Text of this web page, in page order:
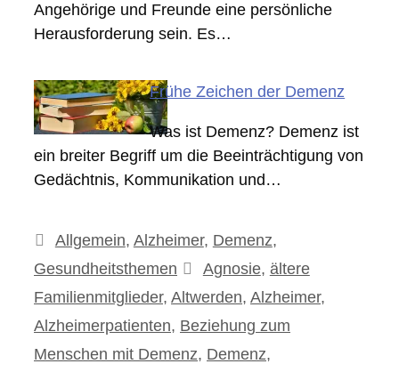
Angehörige und Freunde eine persönliche
Herausforderung sein. Es…
Frühe Zeichen der Demenz
Was ist Demenz? Demenz ist
ein breiter Begriff um die Beeinträchtigung von
Gedächtnis, Kommunikation und…
Kategorien
Allgemein, Alzheimer, Demenz,
Gesundheitsthemen
Schlagwörter
Agnosie, ältere
Familienmitglieder, Altwerden, Alzheimer,
Alzheimerpatienten, Beziehung zum
Menschen mit Demenz, Demenz,